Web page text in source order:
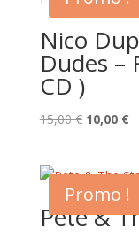
Nico
Dudes –
CD )
15,00€ Le
était :
15,00 €.
10,00 €Le
Promo !
Pete &